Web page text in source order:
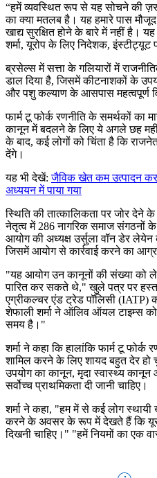
हमें व्यवस्थित रूप से यह सोचने की
का क्या मतलब है। यह हमारे पास
खाद्य सुरक्षित होने के बारे में नहीं है।
शर्मा, यूरोप के लिए निदेशक, इंस्टीट्यूट
ब्रसेल्स में सत्ता के गलियारों में
डाल दिया है, जिसमें कीटनाशकों के
और पशु कल्याण के आसपास महत्वपूर्ण
फार्म टू फोर्क रणनीति के समर्थकों का
कानून में बदलने के लिए ये अगले छह
के बाद, कई लोगों को चिंता है कि
देंगे।
यह भी देखें: जैविक खेत कम उत्पादन
अध्ययन में पाया गया
स्थिति की तात्कालिकता पर जोर देने
नेतृत्व में 286 नागरिक समाज संगठनों
आयोग की अध्यक्ष उर्सुला वॉन डेर
जिसमें आयोग से कार्रवाई करने का
"यह आयोग उन कानूनों की संख्या को
पारित कर सकते थे," खुले पत्र पर
एग्रीकल्चर एंड ट्रेड पॉलिसी (IATP)
शेफाली शर्मा ने ऑलिव ऑयल टाइम्स
समय है।"
शर्मा ने कहा कि हालांकि फार्म टू
शामिल करने के लिए शायद बहुत देर
उपयोग का कानून, मृदा स्वास्थ्य
सर्वोच्च प्राथमिकता दी जानी चाहिए।
शर्मा ने कहा, "हम में से कई लोग स्थायी
करने के अवसर के रूप में देखते हैं कि
दिखनी चाहिए।" "हमें नियमों का एक